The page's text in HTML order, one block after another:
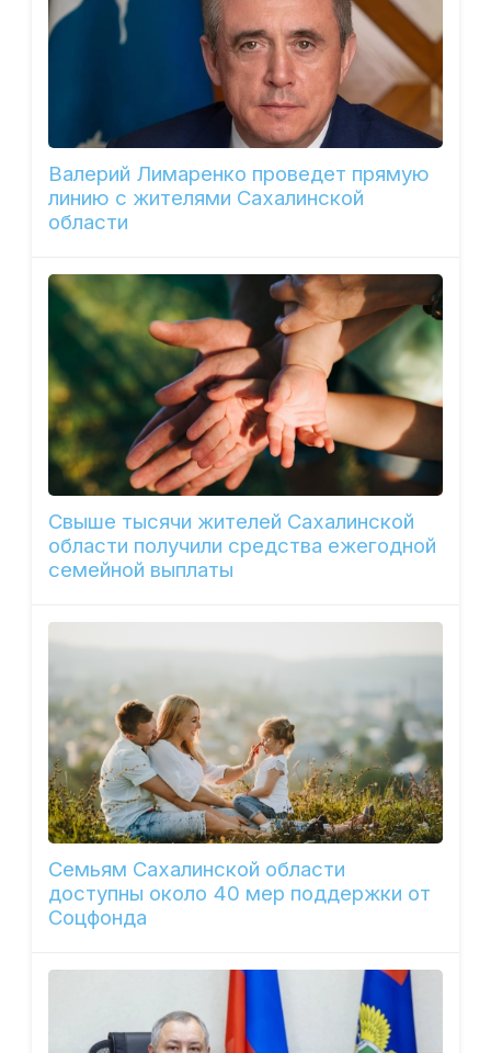
Валерий Лимаренко проведет прямую
линию с жителями Сахалинской
области
Свыше тысячи жителей Сахалинской
области получили средства ежегодной
семейной выплаты
Семьям Сахалинской области
доступны около 40 мер поддержки от
Соцфонда